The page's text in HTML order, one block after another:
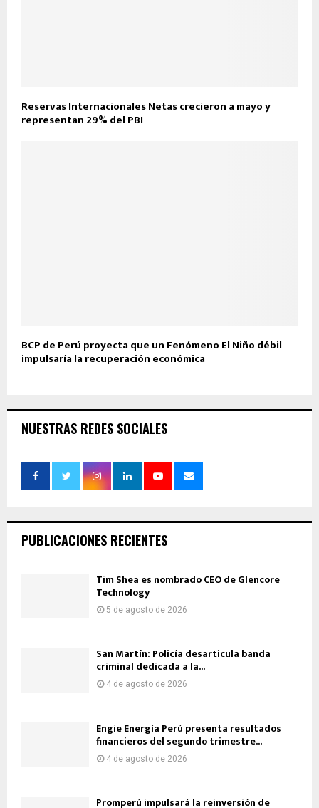
Reservas Internacionales Netas crecieron a mayo y
representan 29% del PBI
BCP de Perú proyecta que un Fenómeno El Niño débil
impulsaría la recuperación económica
NUESTRAS REDES SOCIALES
PUBLICACIONES RECIENTES
Tim Shea es nombrado CEO de Glencore
Technology
5 de agosto de 2026
San Martín: Policía desarticula banda
criminal dedicada a la...
4 de agosto de 2026
Engie Energía Perú presenta resultados
financieros del segundo trimestre...
4 de agosto de 2026
Promperú impulsará la reinversión de